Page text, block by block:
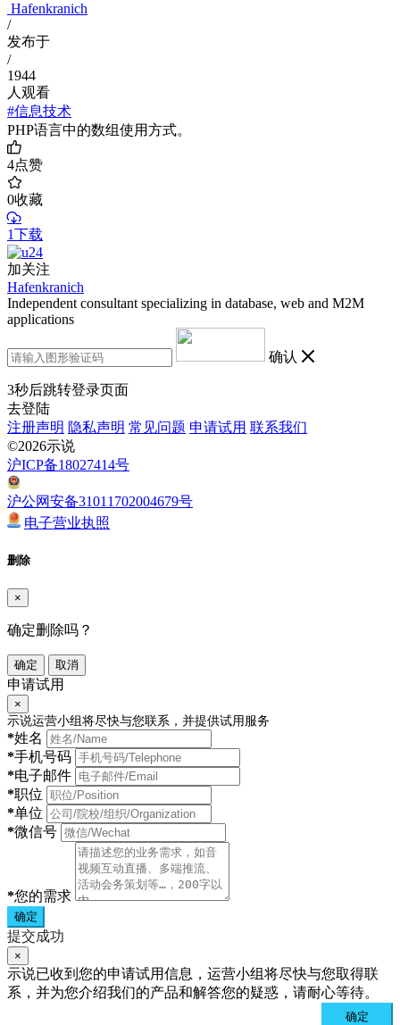
Hafenkranich
/
发布于
/
1944
人观看
#信息技术
PHP语言中的数组使用方式。
4点赞
0收藏
1下载
加关注
Hafenkranich
Independent consultant specializing in database, web and M2M
applications
确认
3秒后跳转登录页面
去登陆
注册声明 隐私声明 常见问题 申请试用 联系我们
©2026示说
沪ICP备18027414号
沪公网安备31011702004679号
电子营业执照
删除
×
确定删除吗？
确定 取消
申请试用
×
示说运营小组将尽快与您联系，并提供试用服务
*姓名
*手机号码
*电子邮件
*职位
*单位
*微信号
*您的需求
确定
提交成功
×
示说已收到您的申请试用信息，运营小组将尽快与您取得联
系，并为您介绍我们的产品和解答您的疑惑，请耐心等待。
确定